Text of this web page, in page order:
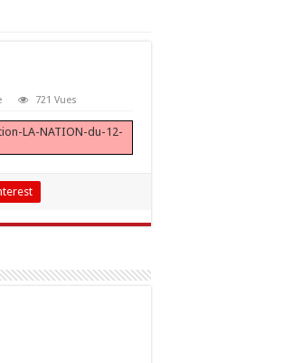
721 Vues
LA-NATION-du-12-